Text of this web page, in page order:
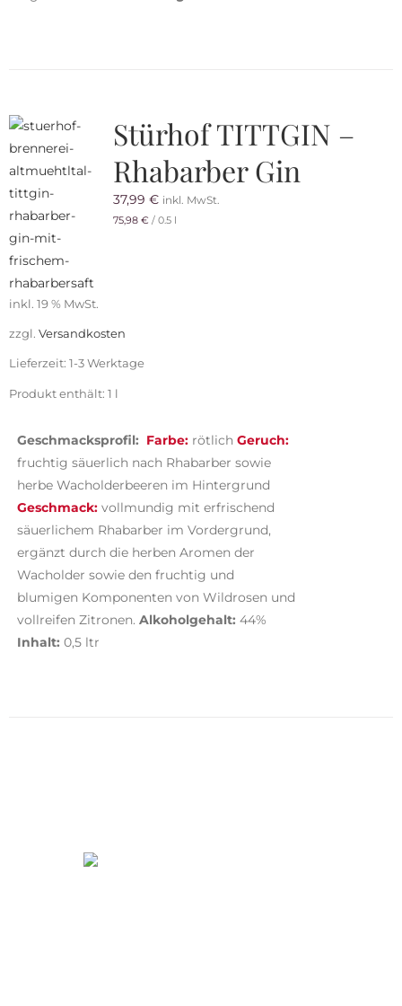
Stürhof TITTGIN –
Rhabarber Gin
37,99 € inkl. MwSt.
75,98 €/ 0.5 l
inkl. 19 % MwSt.
zzgl. Versandkosten
Lieferzeit: 1-3 Werktage
Produkt enthält: 1 l
Geschmacksprofil: Farbe: rötlich Geruch:
fruchtig säuerlich nach Rhabarber sowie
herbe Wacholderbeeren im Hintergrund
Geschmack: vollmundig mit erfrischend
säuerlichem Rhabarber im Vordergrund,
ergänzt durch die herben Aromen der
Wacholder sowie den fruchtig und
blumigen Komponenten von Wildrosen und
vollreifen Zitronen. Alkoholgehalt: 44%
Inhalt: 0,5 ltr